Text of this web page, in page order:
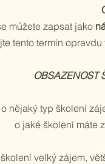
můžete zapsat jako
tento termín
OBSAZENOST
nějaký typ školení
o jaké školení máte
velký zájem,